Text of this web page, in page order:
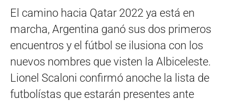
El camino hacia Qatar 2022 ya está en
marcha, Argentina ganó sus dos primeros
encuentros y el fútbol se ilusiona con los
nuevos nombres que visten la Albiceleste.
Lionel Scaloni confirmó anoche la lista de
futbolístas que estarán presentes ante